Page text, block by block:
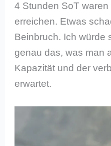
4 Stunden SoT
erreichen. Etwas
Beinbruch. Ich würde
genau das, was man
Kapazität und der
erwartet.